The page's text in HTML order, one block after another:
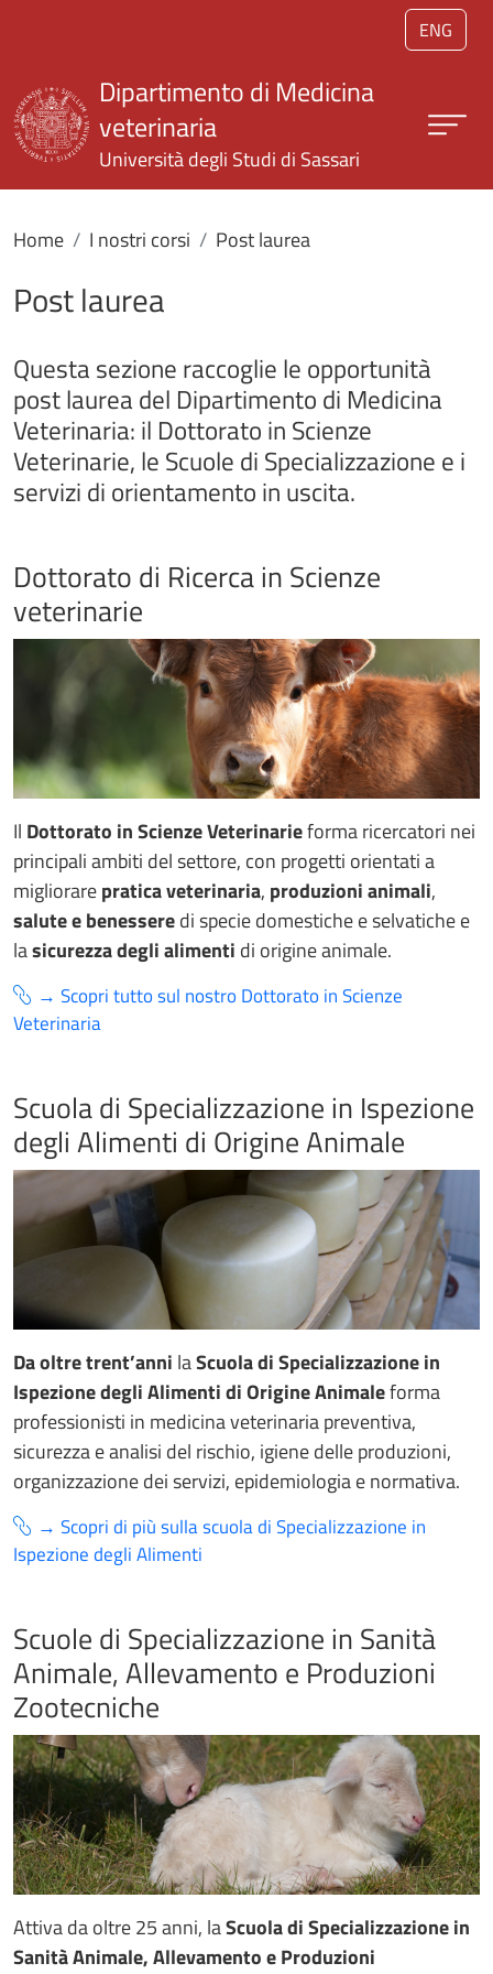
Salta al contenuto principale
ENG
Dipartimento di Medicina
veterinaria
Università degli Studi di Sassari
Home I nostri corsi Post laurea
Post laurea
Questa sezione raccoglie le opportunità
post laurea del Dipartimento di Medicina
Veterinaria: il Dottorato in Scienze
Veterinarie, le Scuole di Specializzazione e i
servizi di orientamento in uscita.
Dottorato di Ricerca in Scienze
veterinarie
Il Dottorato in Scienze Veterinarieforma ricercatori nei
principali ambiti del settore, con progetti orientati a
migliorarepratica veterinaria, produzioni animali,
salute e benesseredi specie domestiche e selvatiche e
lasicurezza degli alimenti di origine animale.
→ Scopri tutto sul nostro Dottorato in Scienze
Veterinaria
Scuola di Specializzazione in Ispezione
degli Alimenti di Origine Animale
Da oltre trent’anni laScuola di Specializzazione in
Ispezione degli Alimenti di Origine Animaleforma
professionisti in medicina veterinaria preventiva,
sicurezza e analisi del rischio, igiene delle produzioni,
organizzazione dei servizi, epidemiologia e normativa.
→ Scopri di più sulla scuola di Specializzazione in
Ispezione degli Alimenti
Scuole di Specializzazione in Sanità
Animale, Allevamento e Produzioni
Zootecniche
Attiva da oltre 25 anni, laScuola di Specializzazione in
Sanità Animale, Allevamento e Produzioni